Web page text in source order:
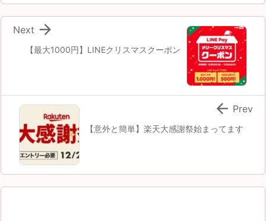
【最大1000円】LINEクリスマスクーポン

Next
【意外と簡単】楽天大感謝祭始まってます
 Prev